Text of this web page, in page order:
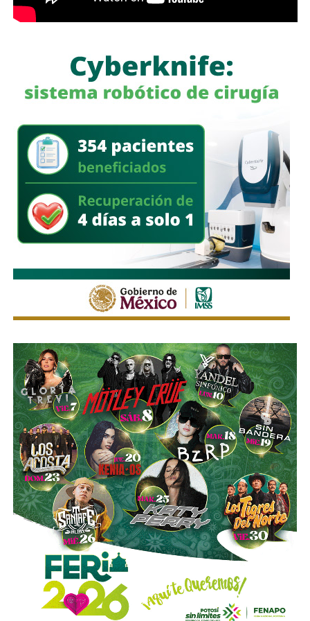
generador eléctrico de diésel, una máquina
alrededor de 40 cinchos de seguridad para escotillas de
pipas, utilizados comúnmente en el transporte de
combustibles.
En un segundo cateo, realizado en la comunidad de
Laguna de San Vicente, también en territorio potosino, la
FGR aseguró otro inmueble donde presuntamente operaba
un centro de procesamiento ilegal de hidrocarburos.
Ahí fueron encontrados18 tanques verticales, dos líneas
completas de producción para hidrocarburos, alrededor de
40 mil litros de petróleo crudo y diésel, además de
muestras de ácido sulfúrico, hidrocarburos y diversa
documentación relacionada con la operación del sitio.
Las investigaciones también permitieron ejecutar cateos
en Tizayuca, Hidalgo, y Cuautla, Morelos.
En Hidalgo fueron asegurados más de456 mil litrosde un
líquido que podría corresponder a hidrocarburos o
productos químicos utilizados para su procesamiento,
mientras que en Morelos se localizaron documentos,
talones de cheques y muestras obtenidas de diversos
contenedores.
La Fiscalía General de la República informó que estos
operativos forman parte delPlan Estratégico de
Procuración de Justicia 2026-2029, cuyo objetivo es